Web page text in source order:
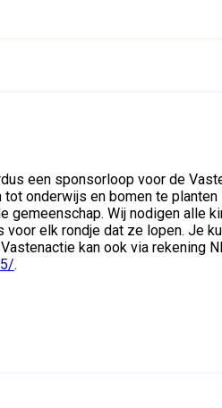
een sponsorloop voor de
onderwijs en bomen te
Wij nodigen alle
elk rondje dat ze lopen. Je
kan ook via rekening
.